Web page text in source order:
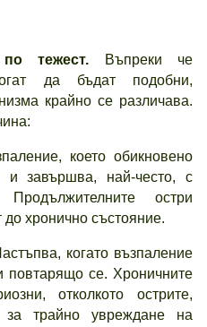
тежест. Въпреки че
да бъдат подобни,
крайно се различава.
което обикновено
и завършва, най-често, с
остри
хронично състояние.
когато възпаление
повтарящо се. Хроничните
отколкото острите,
за трайно увреждане на